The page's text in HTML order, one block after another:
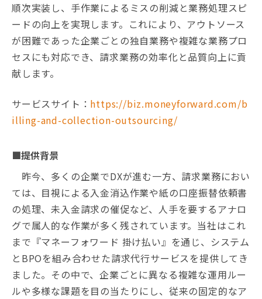
順次実装し、手作業によるミスの削減と業務処理スピ
ードの向上を実現します。これにより、アウトソース
が困難であった企業ごとの独自業務や複雑な業務プロ
セスにも対応でき、請求業務の効率化と品質向上に貢
献します。
サービスサイト： https://biz.moneyforward.com/b
illing-and-collection-outsourcing/
■提供背景
昨今、多くの企業でDXが進む一方、請求業務におい
ては、目視による入金消込作業や紙の口座振替依頼書
の処理、未入金請求の催促など、人手を要するアナロ
グで属人的な作業が多く残されています。当社はこれ
まで『マネーフォワード 掛け払い』を通じ、システム
とBPOを組み合わせた請求代行サービスを提供してき
ました。その中で、企業ごとに異なる複雑な運用ルー
ルや多様な課題を目の当たりにし、従来の固定的なア